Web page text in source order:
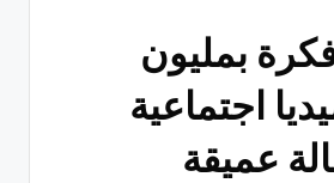
بمليون
اجتماعية
عميقة